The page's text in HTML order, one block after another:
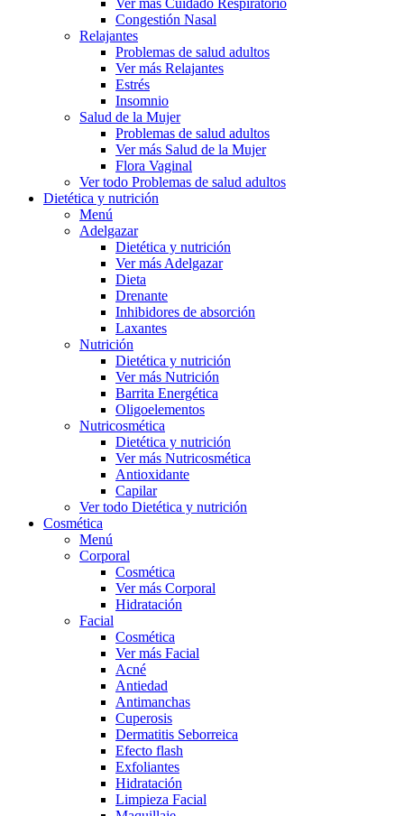
Ver más Cuidado Respiratorio
Congestión Nasal
Relajantes
Problemas de salud adultos
Ver más Relajantes
Estrés
Insomnio
Salud de la Mujer
Problemas de salud adultos
Ver más Salud de la Mujer
Flora Vaginal
Ver todo Problemas de salud adultos
Dietética y nutrición
Menú
Adelgazar
Dietética y nutrición
Ver más Adelgazar
Dieta
Drenante
Inhibidores de absorción
Laxantes
Nutrición
Dietética y nutrición
Ver más Nutrición
Barrita Energética
Oligoelementos
Nutricosmética
Dietética y nutrición
Ver más Nutricosmética
Antioxidante
Capilar
Ver todo Dietética y nutrición
Cosmética
Menú
Corporal
Cosmética
Ver más Corporal
Hidratación
Facial
Cosmética
Ver más Facial
Acné
Antiedad
Antimanchas
Cuperosis
Dermatitis Seborreica
Efecto flash
Exfoliantes
Hidratación
Limpieza Facial